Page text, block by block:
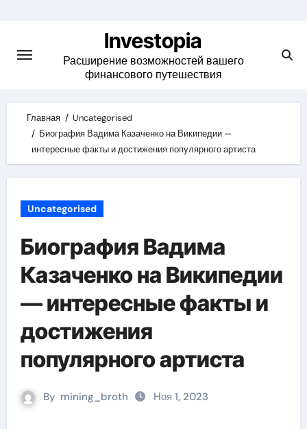
content
Investopia
Расширение возможностей вашего
финансового путешествия
Главная
Uncategorised
Биография Вадима Казаченко на Википедии —
интересные факты и достижения популярного артиста
Uncategorised
Биография Вадима
Казаченко на Википедии
— интересные факты и
достижения
популярного артиста
By mining_broth Ноя 1, 2023